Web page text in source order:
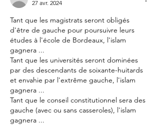
27 avr. 2024
Tant que les magistrats seront obligés
d'être de gauche pour poursuivre leurs
études à l'école de Bordeaux, l'islam
gagnera ...
Tant que les universités seront dominées
par des descendants de soixante-huitards
et envahie par l'extrême gauche, l'islam
gagnera ...
Tant que le conseil constitutionnel sera des
gauche (avec ou sans casseroles), l'islam
gagnera ...